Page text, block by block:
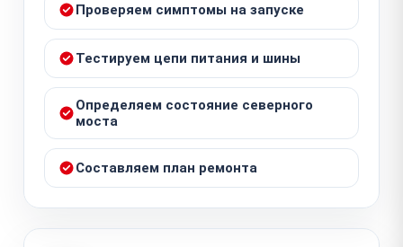
Проверяем симптомы на запуске
Тестируем цепи питания и шины
Определяем состояние северного
моста
Составляем план ремонта